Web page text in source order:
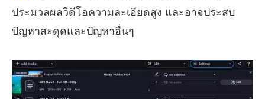
ประมวลผลวิดีโอความละเอียดสูง และอาจประสบ
ปัญหาสะดุดและปัญหาอื่นๆ